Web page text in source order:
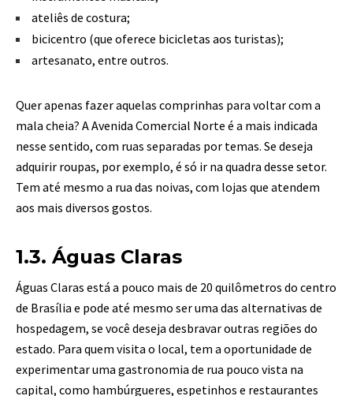
ateliês de costura;
bicicentro (que oferece bicicletas aos turistas);
artesanato, entre outros.
Quer apenas fazer aquelas comprinhas para voltar com a
mala cheia? A Avenida Comercial Norte é a mais indicada
nesse sentido, com ruas separadas por temas. Se deseja
adquirir roupas, por exemplo, é só ir na quadra desse setor.
Tem até mesmo a rua das noivas, com lojas que atendem
aos mais diversos gostos.
1.3. Águas Claras
Águas Claras está a pouco mais de 20 quilômetros do centro
de Brasília e pode até mesmo ser uma das alternativas de
hospedagem, se você deseja desbravar outras regiões do
estado. Para quem visita o local, tem a oportunidade de
experimentar uma gastronomia de rua pouco vista na
capital, como hambúrgueres, espetinhos e restaurantes